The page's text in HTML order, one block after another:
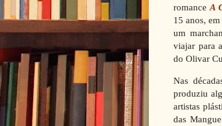
romance A
15 anos,
um
viajar para
do Olivar
Nas
produziu
artistas
das